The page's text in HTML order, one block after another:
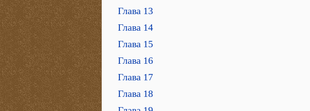
Глава 13
Глава 14
Глава 15
Глава 16
Глава 17
Глава 18